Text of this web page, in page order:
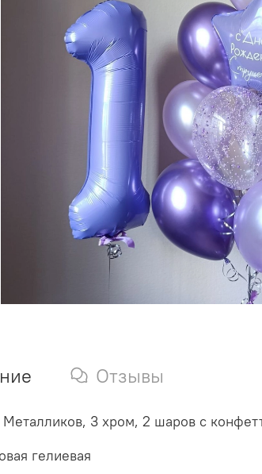
Отзывы
3 хром, 2 шаров с
гелиевая